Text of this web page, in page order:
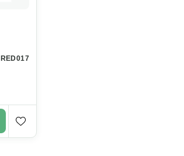
RED017